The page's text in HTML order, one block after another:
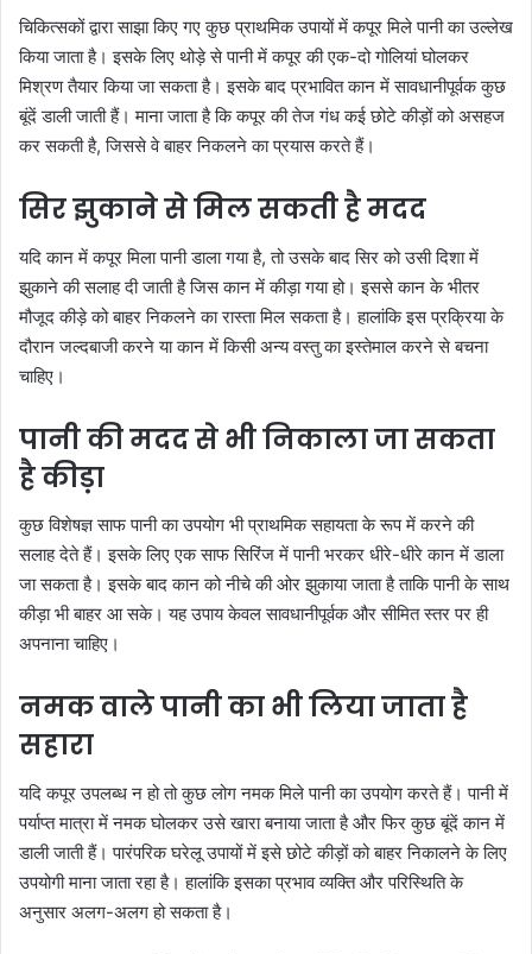
चिकित्सकों द्वारा साझा किए गए कुछ प्राथमिक उपायों में कपूर मिले पानी का उल्लेख
किया जाता है। इसके लिए थोड़े से पानी में कपूर की एक-दो गोलियां घोलकर
मिश्रण तैयार किया जा सकता है। इसके बाद प्रभावित कान में सावधानीपूर्वक कुछ
बूंदें डाली जाती हैं। माना जाता है कि कपूर की तेज गंध कई छोटे कीड़ों को असहज
कर सकती है, जिससे वे बाहर निकलने का प्रयास करते हैं।
सिर झुकाने से मिल सकती है मदद
यदि कान में कपूर मिला पानी डाला गया है, तो उसके बाद सिर को उसी दिशा में
झुकाने की सलाह दी जाती है जिस कान में कीड़ा गया हो। इससे कान के भीतर
मौजूद कीड़े को बाहर निकलने का रास्ता मिल सकता है। हालांकि इस प्रक्रिया के
दौरान जल्दबाजी करने या कान में किसी अन्य वस्तु का इस्तेमाल करने से बचना
चाहिए।
पानी की मदद से भी निकाला जा सकता
है कीड़ा
कुछ विशेषज्ञ साफ पानी का उपयोग भी प्राथमिक सहायता के रूप में करने की
सलाह देते हैं। इसके लिए एक साफ सिरिंज में पानी भरकर धीरे-धीरे कान में डाला
जा सकता है। इसके बाद कान को नीचे की ओर झुकाया जाता है ताकि पानी के साथ
कीड़ा भी बाहर आ सके। यह उपाय केवल सावधानीपूर्वक और सीमित स्तर पर ही
अपनाना चाहिए।
नमक वाले पानी का भी लिया जाता है
सहारा
यदि कपूर उपलब्ध न हो तो कुछ लोग नमक मिले पानी का उपयोग करते हैं। पानी में
पर्याप्त मात्रा में नमक घोलकर उसे खारा बनाया जाता है और फिर कुछ बूंदें कान में
डाली जाती हैं। पारंपरिक घरेलू उपायों में इसे छोटे कीड़ों को बाहर निकालने के लिए
उपयोगी माना जाता रहा है। हालांकि इसका प्रभाव व्यक्ति और परिस्थिति के
अनुसार अलग-अलग हो सकता है।